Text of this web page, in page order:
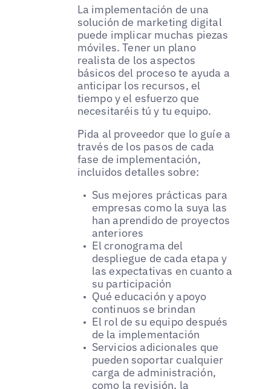
La implementación de una
solución de marketing digital
puede implicar muchas piezas
móviles. Tener un plano
realista de los aspectos
básicos del proceso te ayuda a
anticipar los recursos, el
tiempo y el esfuerzo que
necesitaréis tú y tu equipo.
Pida al proveedor que lo guíe a
través de los pasos de cada
fase de implementación,
incluidos detalles sobre:
Sus mejores prácticas para
empresas como la suya las
han aprendido de proyectos
anteriores
El cronograma del
despliegue de cada etapa y
las expectativas en cuanto a
su participación
Qué educación y apoyo
continuos se brindan
El rol de su equipo después
de la implementación
Servicios adicionales que
pueden soportar cualquier
carga de administración,
como la revisión, la